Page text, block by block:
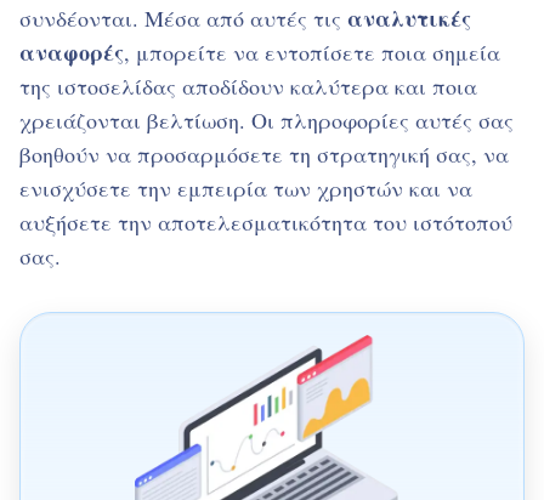
συνδέονται. Μέσα από αυτές τις αναλυτικές
αναφορές, μπορείτε να εντοπίσετε ποια σημεία
της ιστοσελίδας αποδίδουν καλύτερα και ποια
χρειάζονται βελτίωση. Οι πληροφορίες αυτές σας
βοηθούν να προσαρμόσετε τη στρατηγική σας, να
ενισχύσετε την εμπειρία των χρηστών και να
αυξήσετε την αποτελεσματικότητα του ιστότοπού
σας.